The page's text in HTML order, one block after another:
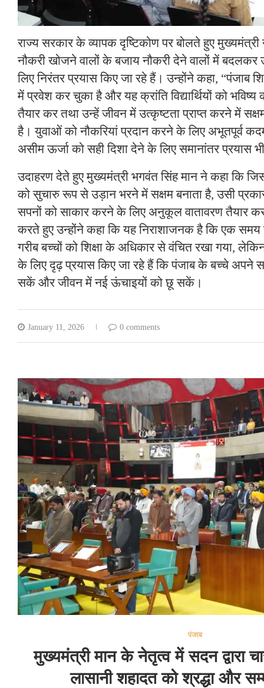
राज्य सरकार के व्यापक दृष्टिकोण पर बोलते हुए
नौकरी खोजने वालों के बजाय नौकरी देने वालों में
लिए निरंतर प्रयास किए जा रहे हैं। उन्होंने कहा, “पंजाब
में प्रवेश कर चुका है और यह क्रांति विद्यार्थियों को भविष्य
तैयार कर तथा उन्हें जीवन में उत्कृष्टता प्राप्त करने में
है। युवाओं को नौकरियां प्रदान करने के लिए अभूतपूर्व
असीम ऊर्जा को सही दिशा देने के लिए समानांतर प्रयास
उदाहरण देते हुए मुख्यमंत्री भगवंत सिंह मान ने कहा कि
को सुचारु रूप से उड़ान भरने में सक्षम बनाता है, उसी
सपनों को साकार करने के लिए अनुकूल वातावरण तैयार
करते हुए उन्होंने कहा कि यह निराशाजनक है कि एक
गरीब बच्चों को शिक्षा के अधिकार से वंचित रखा गया,
के लिए दृढ़ प्रयास किए जा रहे हैं कि पंजाब के बच्चे अपने
सकें और जीवन में नई ऊंचाइयों को छू सकें।
January 11, 2026 0 comments
पंजाब
मुख्यमंत्री मान के नेतृत्व में सदन द्वारा
लासानी शहादत को श्रद्धा और